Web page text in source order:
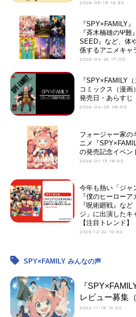
2026-05-19 16:30
『SPY×FAMILY
『斉木楠雄のΨ難
SEED』など、体
係するアニメキャ
2026-04-25 17:00
『SPY×FAMILY
コミックス（漫画
発売日・あらすじ
2026-04-03 08:00
フォージャー家
ニメ『
の発売記念イベン
2026-01-13 18:00
今年も熱い「ジ
『僕のヒーロー
『呪術廻戦』な
ジ」に出演したキ
【注目トレンド】
2025-12-22 10:30
SPY×FAMILY みんなの声
『
レビュー募集
2022-11-18 15:30